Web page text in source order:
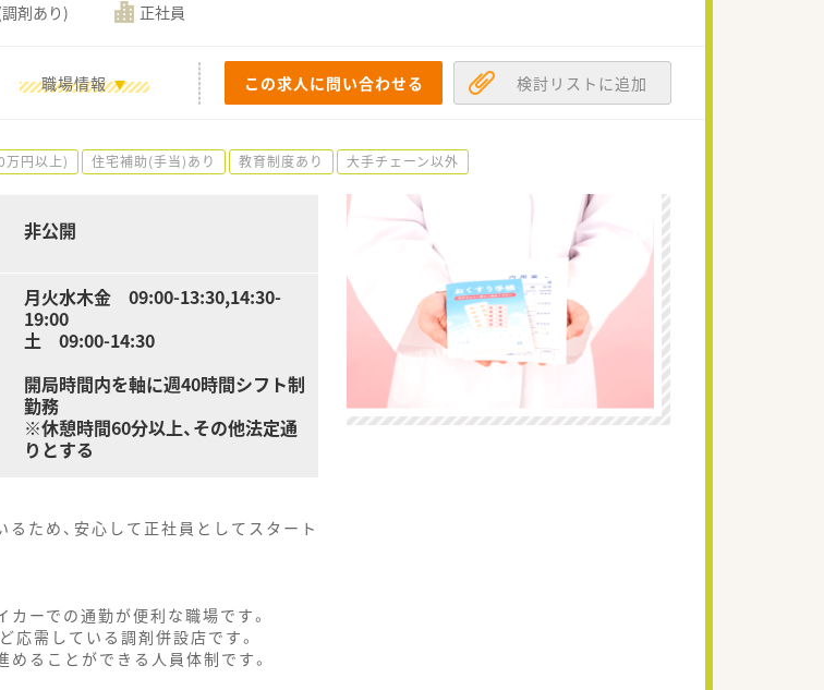
剤あり) 正社員
職場情報 この求人に問い合わせる 検討リストに追加
万円以上) 住宅補助(手当)あり 教育制度あり 大手チェーン以外
非公開
月火水木金 09:00-13:30,14:30-
19:00
土 09:00-14:30
開局時間内を軸に週40時間シフト制
勤務
※休憩時間60分以上、その他法定通
りとする
ため、安心して正社員としてスタート
ーでの通勤が便利な職場です。
需している調剤併設店です。
ることができる人員体制です。